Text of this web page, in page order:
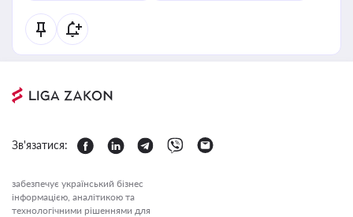
Зв'язатися:
забезпечує український бізнес
інформацією, аналітикою та
технологічними рішеннями для